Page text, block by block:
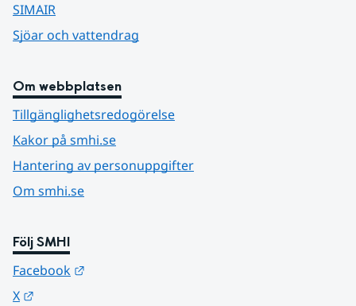
SIMAIR
Sjöar och vattendrag
Om webbplatsen
Tillgänglighetsredogörelse
Kakor på smhi.se
Hantering av personuppgifter
Om smhi.se
Följ SMHI
Facebook
X